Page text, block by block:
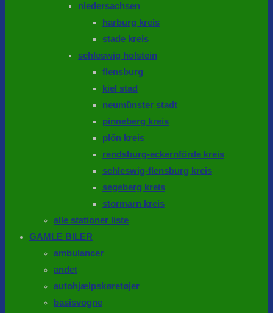
niedersachsen
harburg kreis
stade kreis
schleswig holstein
flensburg
kiel stad
neumünster stadt
pinneberg kreis
plön kreis
rendsburg-eckernförde kreis
schleswig-flensburg kreis
segeberg kreis
stormarn kreis
alle stationer liste
GAMLE BILER
ambulancer
andet
autohjælpskøretøjer
basisvogne